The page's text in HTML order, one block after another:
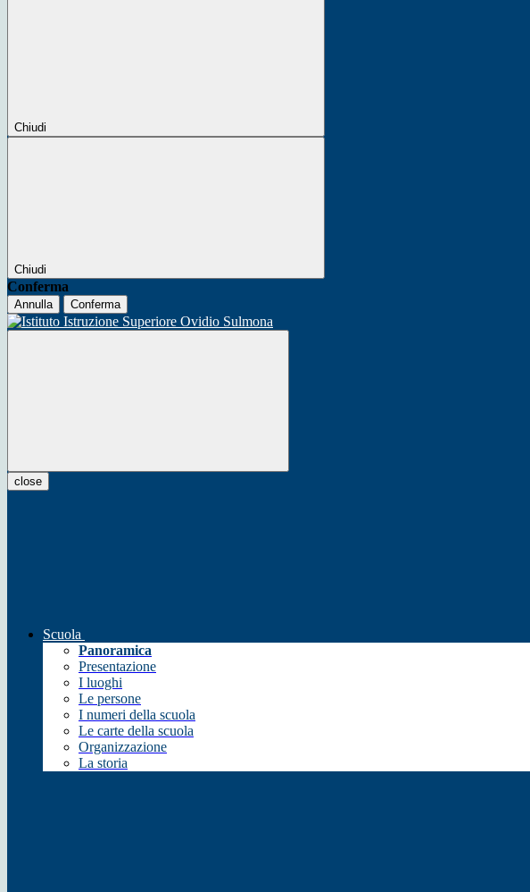
Chiudi
Chiudi
Conferma
Annulla Conferma
close
Scuola
Panoramica
Presentazione
I luoghi
Le persone
I numeri della scuola
Le carte della scuola
Organizzazione
La storia